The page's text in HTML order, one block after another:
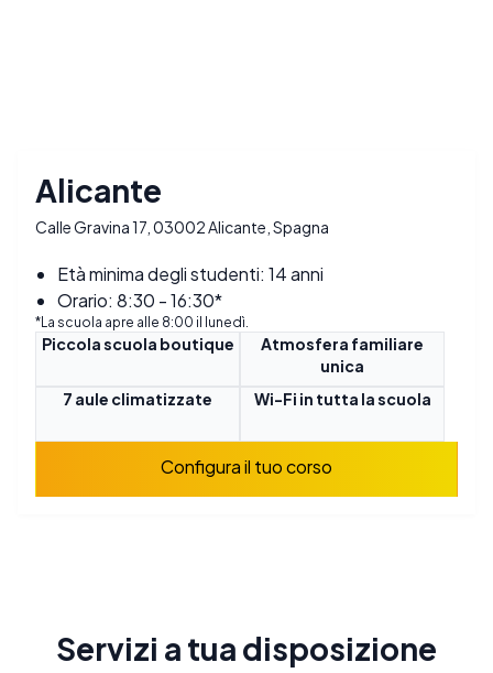
Alicante
Calle Gravina 17, 03002 Alicante, Spagna
Età minima degli studenti: 14 anni
Orario: 8:30 - 16:30*
*La scuola apre alle 8:00 il lunedì.
Piccola scuola boutique
Atmosfera familiare
unica
7 aule climatizzate
Wi-Fi in tutta la scuola
Configura il tuo corso
Servizi a tua disposizione